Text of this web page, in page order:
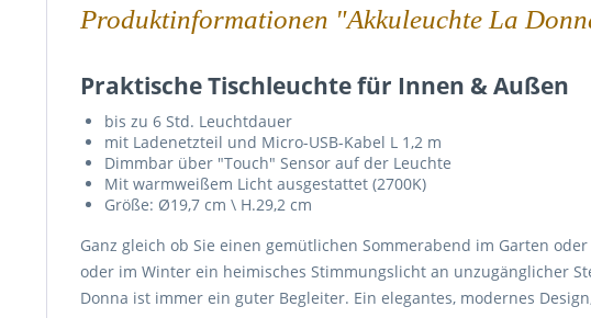
Produktinformationen "Akkuleuchte La
Praktische Tischleuchte für Innen & Außen
bis zu 6 Std. Leuchtdauer
mit Ladenetzteil und Micro-USB-Kabel L 1,2 m
Dimmbar über "Touch" Sensor auf der Leuchte
Mit warmweißem Licht ausgestattet (2700K)
Größe: Ø19,7 cm \ H.29,2 cm
Ganz gleich ob Sie einen gemütlichen Sommerabend im Garten
oder im Winter ein heimisches Stimmungslicht an unzugänglicher
Donna ist immer ein guter Begleiter. Ein elegantes, modernes